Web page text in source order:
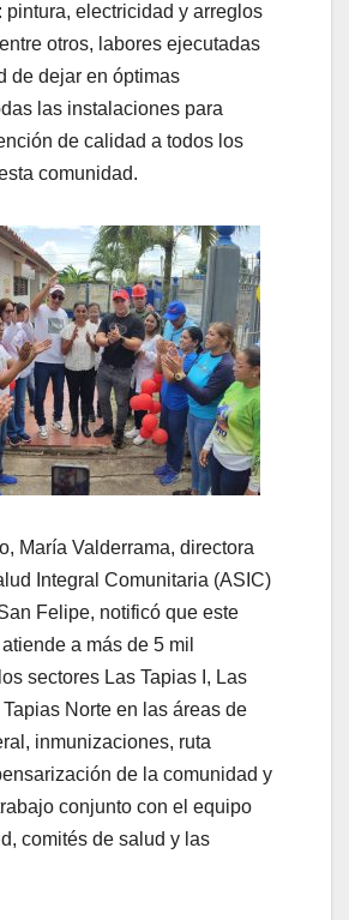
pintura, electricidad y arreglos
otros, labores ejecutadas
de dejar en óptimas
las instalaciones para
de calidad a todos los
comunidad.
María Valderrama, directora
Integral Comunitaria (ASIC)
Felipe, notificó que este
a más de 5 mil
sectores Las Tapias I, Las
Norte en las áreas de
inmunizaciones, ruta
de la comunidad y
conjunto con el equipo
comités de salud y las